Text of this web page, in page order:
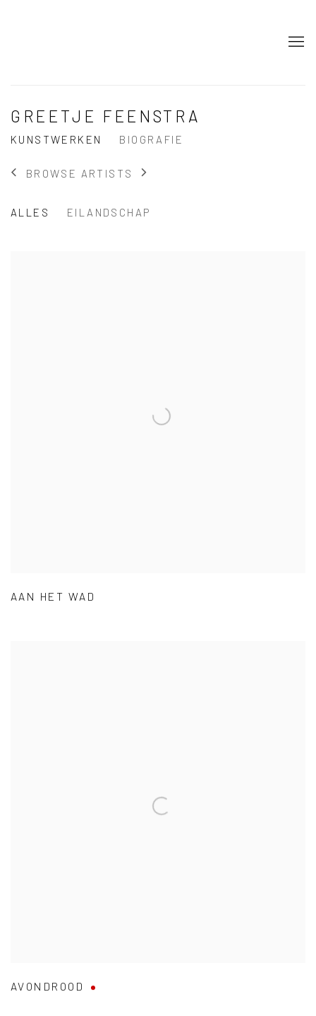
GREETJE FEENSTRA
KUNSTWERKEN BIOGRAFIE
BROWSE ARTISTS
ALLES EILANDSCHAP
AAN HET WAD
AVONDROOD